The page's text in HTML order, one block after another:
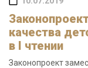
качества
в I чтении
Законопроект